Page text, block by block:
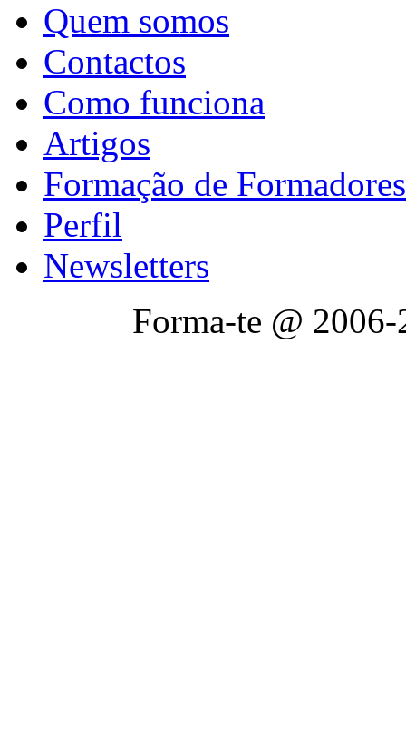
Quem somos
Contactos
Como funciona
Artigos
Formação de Formadores
Perfil
Newsletters
Forma-te @